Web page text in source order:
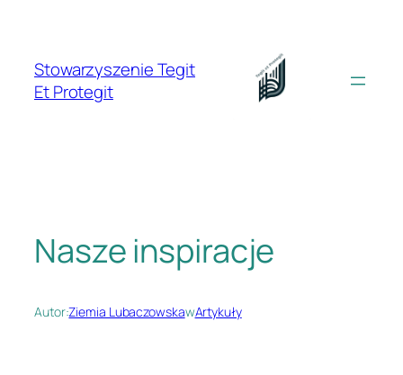
treściStowarzyszenie Tegit
Et Protegit
Nasze inspiracje
Autor:Ziemia LubaczowskawArtykuły